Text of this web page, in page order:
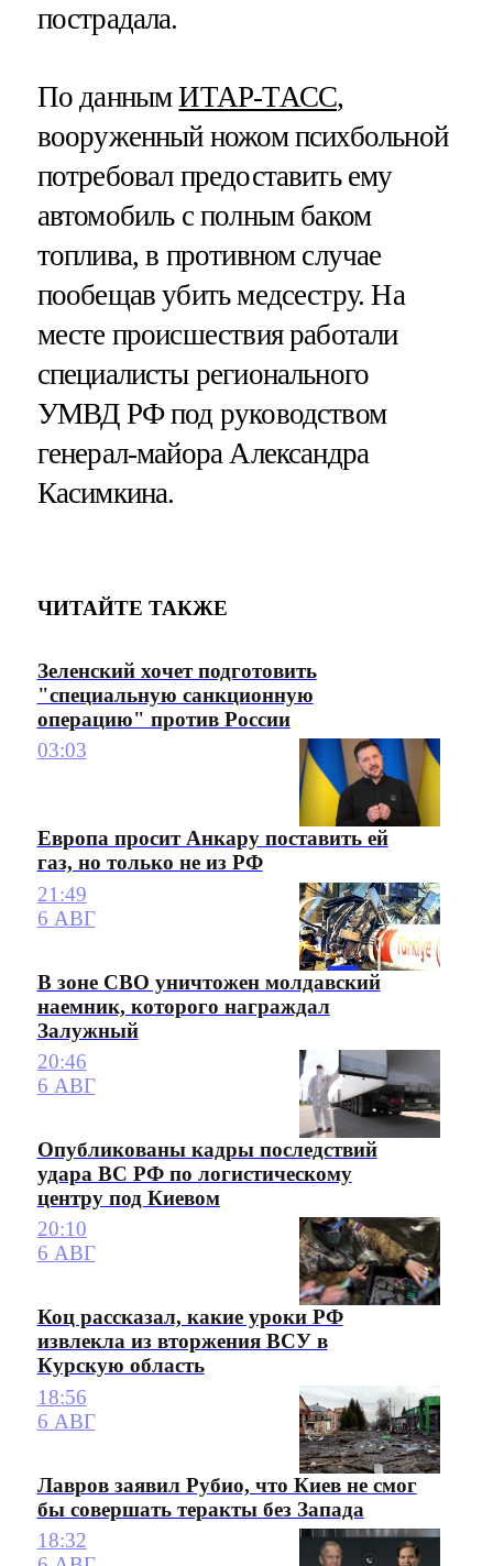
пострадала.
По даннымИТАР-ТАСС,
вооруженный ножом психбольной
потребовал предоставить ему
автомобиль с полным баком
топлива, в противном случае
пообещав убить медсестру. На
месте происшествия работали
специалисты регионального
УМВД РФ под руководством
генерал-майора Александра
Касимкина.
ЧИТАЙТЕ ТАКЖЕ
Зеленский хочет подготовить
"специальную санкционную
операцию" против России
03:03
Европа просит Анкару поставить ей
газ, но только не из РФ
21:49
6 АВГ
В зоне СВО уничтожен молдавский
наемник, которого награждал
Залужный
20:46
6 АВГ
Опубликованы кадры последствий
удара ВС РФ по логистическому
центру под Киевом
20:10
6 АВГ
Коц рассказал, какие уроки РФ
извлекла из вторжения ВСУ в
Курскую область
18:56
6 АВГ
Лавров заявил Рубио, что Киев не смог
бы совершать теракты без Запада
18:32